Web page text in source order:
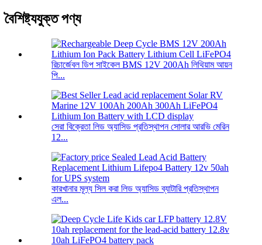
বৈশিষ্ট্যযুক্ত পণ্য
রিচার্জেবল ডিপ সাইকেল BMS 12V 200Ah লিথিয়াম আয়ন
পি...
সেরা বিক্রেতা লিড অ্যাসিড প্রতিস্থাপন সোলার আরভি মেরিন
12...
কারখানার মূল্য সিল করা লিড অ্যাসিড ব্যাটারি প্রতিস্থাপন
এল...